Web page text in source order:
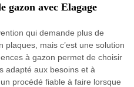
gazon avec Elagage
qui demande plus de
mais c’est une solution
à gazon permet de choisir
adapté aux besoins et à
procédé fiable à faire lorsque